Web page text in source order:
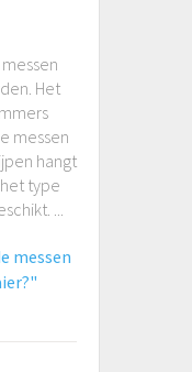
Het
messen
hangt
type
...
messen